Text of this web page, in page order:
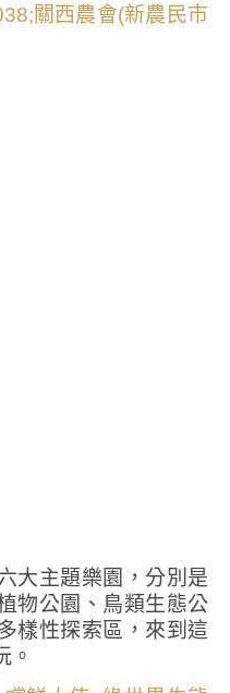
大主題樂園，分別是
物公園、鳥類生態公
樣性探索區，來到這
。